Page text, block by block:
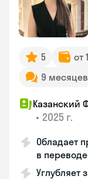
5
от
9
Казанский
• 2025 г.
Обладает
в
Углубляет